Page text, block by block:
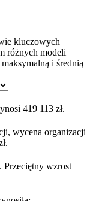
kluczowych
różnych modeli
i średnią
419 113 zł.
wycena organizacji
Przeciętny wzrost